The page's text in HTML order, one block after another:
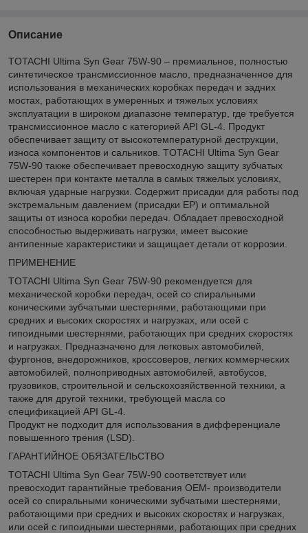
Описание
TOTACHI Ultima Syn Gear 75W-90 – премиальное, полностью
синтетическое трансмиссионное масло, предназначенное для
использования в механических коробках передач и задних
мостах, работающих в умеренных и тяжелых условиях
эксплуатации в широком диапазоне температур, где требуется
трансмиссионное масло с категорией API GL-4. Продукт
обеспечивает защиту от высокотемпературной деструкции,
износа компонентов и сальников. TOTACHI Ultima Syn Gear
75W-90 также обеспечивает превосходную защиту зубчатых
шестерен при контакте металла в самых тяжелых условиях,
включая ударные нагрузки. Содержит присадки для работы под
экстремальным давлением (присадки EP) и оптимальной
защиты от износа коробки передач. Обладает превосходной
способностью выдерживать нагрузки, имеет высокие
антипенные характеристики и защищает детали от коррозии.
ПРИМЕНЕНИЕ
TOTACHI Ultima Syn Gear 75W-90 рекомендуется для
механической коробки передач, осей со спиральными
коническими зубчатыми шестернями, работающими при
средних и высоких скоростях и нагрузках, или осей с
гипоидными шестернями, работающих при средних скоростях
и нагрузках. Предназначено для легковых автомобилей,
фургонов, внедорожников, кроссоверов, легких коммерческих
автомобилей, полноприводных автомобилей, автобусов,
грузовиков, строительной и сельскохозяйственной техники, а
также для другой техники, требующей масла со
спецификацией API GL-4.
Продукт не подходит для использования в дифференциале
повышенного трения (LSD).
ГАРАНТИЙНОЕ ОБЯЗАТЕЛЬСТВО
TOTACHI Ultima Syn Gear 75W-90 соответствует или
превосходит гарантийные требования OEM- производители
осей со спиральными коническими зубчатыми шестернями,
работающими при средних и высоких скоростях и нагрузках,
или осей с гипоидными шестернями, работающих при средних